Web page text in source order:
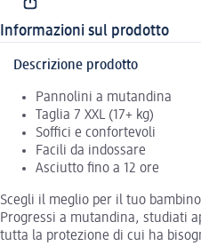
Informazioni sul prodotto
Descrizione prodotto
Pannolini a mutandina
Taglia 7 XXL (17+ kg)
Soffici e confortevoli
Facili da indossare
Asciutto fino a 12 ore
Scegli il meglio per il tuo
Progressi a mutandina, studiati
tutta la protezione di cui ha